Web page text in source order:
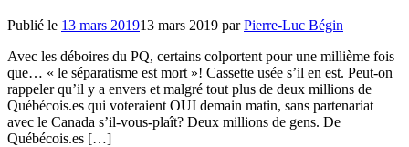
Publié le 13 mars 201913 mars 2019 parPierre-Luc Bégin
Avec les déboires du PQ, certains colportent pour une millième fois
que… « le séparatisme est mort »! Cassette usée s’il en est. Peut-on
rappeler qu’il y a envers et malgré tout plus de deux millions de
Québécois.es qui voteraient OUI demain matin, sans partenariat
avec le Canada s’il-vous-plaît? Deux millions de gens. De
Québécois.es […]